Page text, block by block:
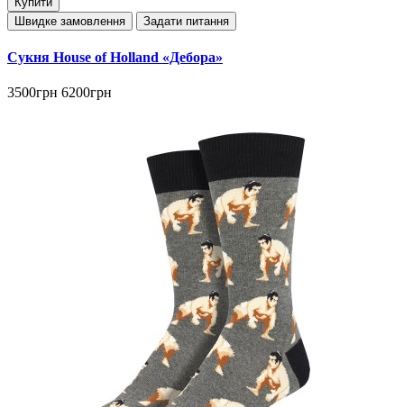
Швидке замовлення
Задати питання
Сукня House of Holland «Дебора»
3500грн 6200грн